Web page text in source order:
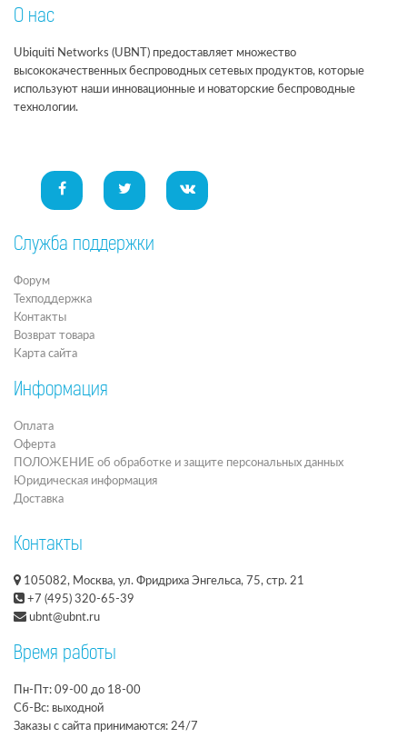
О нас
Ubiquiti Networks (UBNT) предоставляет множество
высококачественных беспроводных сетевых продуктов, которые
используют наши инновационные и новаторские беспроводные
технологии.
Служба поддержки
Форум
Техподдержка
Контакты
Возврат товара
Карта сайта
Информация
Оплата
Оферта
ПОЛОЖЕНИЕ об обработке и защите персональных данных
Юридическая информация
Доставка
Контакты
105082, Москва, ул. Фридриха Энгельса, 75, стр. 21
+7 (495) 320-65-39
ubnt@ubnt.ru
Время работы
Пн-Пт: 09-00 до 18-00
Сб-Вс: выходной
Заказы с сайта принимаются: 24/7